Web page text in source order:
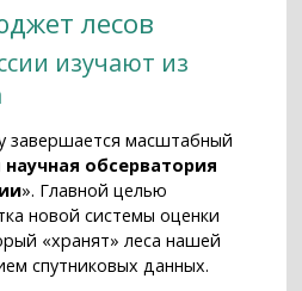
лесов
изучают из
завершается масштабный
обсерватория
». Главной целью
новой системы оценки
«хранят» леса нашей
спутниковых данных.